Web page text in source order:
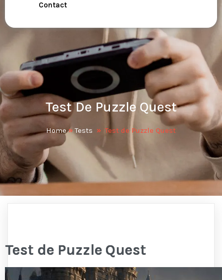
Contact
Test De Puzzle Quest
Home»Tests » Test de Puzzle Quest
Test de Puzzle Quest